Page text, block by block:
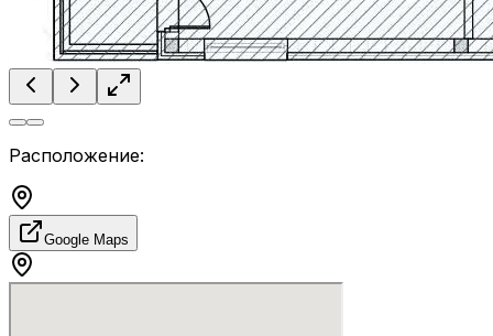
Расположение:
Google Maps